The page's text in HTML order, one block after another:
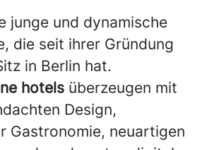
junge und dynamische
die seit ihrer Gründung
in Berlin hat.
hotels überzeugen mit
Design,
Gastronomie, neuartigen